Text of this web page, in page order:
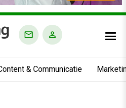
& Communicatie